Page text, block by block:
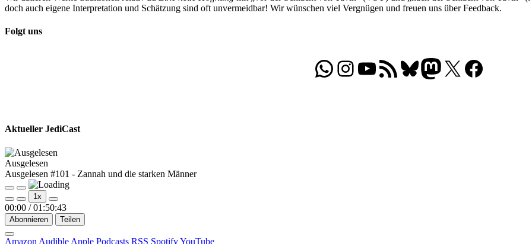
doch auch eigene Interpretation und Schätzung sind oft unvermeidbar! Wir wünschen viel Vergnügen und freuen uns über Feedback.
Folgt uns
WhatsApp
Folgt uns auf Instagram
Besucht unseren YouTube-Kanal
RSS-FeedBluesky
Folgt uns auf Mastodon
X Folgt uns auf
Aktueller JediCast
Ausgelesen
Ausgelesen #101 - Zannah und die starken Männer
Play
Episode
Pause
Episode
1x
00:00 / 01:50:43
Abonnieren Teilen
Amazon Audible Apple Podcasts RSS SpotifyYouTube